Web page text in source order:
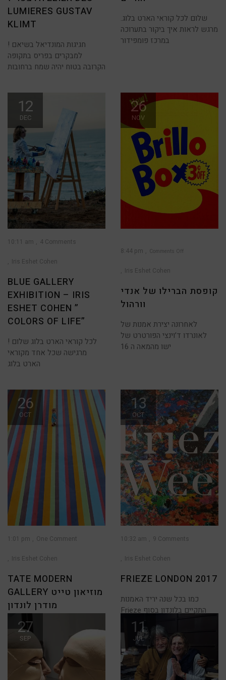
LUMIERES GUSTAV
KLIMT
חגיגות המונדיאל בשיאם !
למבקרים בפריס בתקופה
הקרובה בטוח יהיה שמח ברחובות
שלום לכל קוראי הארט בלוג.
מרגש לראות איך ביקור בתערוכה
במרכז פומפידור
12
DEC
10:11 am 4 Comments
Iris Eshet Cohen
BLUE GALLERY
EXHIBITION – IRIS
ESHET COHEN ”
COLORS OF LIFE”
לכל קוראי הארט בלוג שלום !
מרגישה שכל אחד מקוראי
הארט בלוג
26
NOV
8:44 pm Comments Off
Iris Eshet Cohen
קופסת הברילו של אנדי
וורהול
לאחרונה יצירת אמנות של
לאונרדו ד’וינצי הפורטרט של
ישו מהמאה ה 16
26
OCT
1:01 pm One Comment
Iris Eshet Cohen
TATE MODERN
GALLERY מוזיאון טייט
מודרן לונדון
טייט גלרי – המוזיאון הלאומי
של בריטניה לאמנות מודרנית ,
כמו כל
13
OCT
10:32 am 9 Comments
Iris Eshet Cohen
FRIEZE LONDON 2017
כמו בכל שנה יריד האמנות
Frieze התקיים בלונדון בסוף
שבוע האחרון, היריד
27
SEP 11
JUL